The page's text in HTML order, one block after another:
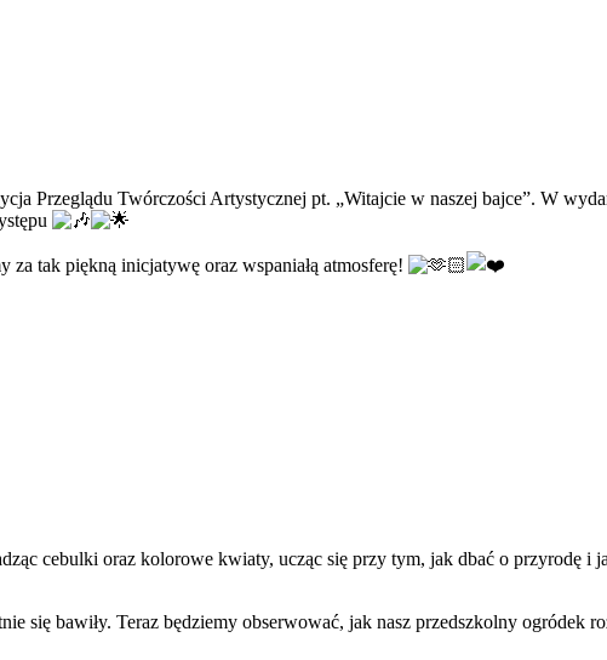
Przeglądu Twórczości Artystycznej pt. „Witajcie w naszej bajce”. W
za tak piękną inicjatywę oraz wspaniałą atmosferę!
cebulki oraz kolorowe kwiaty, ucząc się przy tym, jak dbać o przyrodę i
się bawiły. Teraz będziemy obserwować, jak nasz przedszkolny ogródek